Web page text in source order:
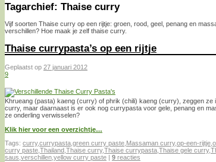
Tagarchief: Thaise curry
Vijf soorten Thaise curry op een rijtje: groen, rood, geel, penang en
verschillen? Hoe maak je zelf thaise curry.
Thaise currypasta’s op een rijtje
Geplaatst op 27 januari 2012
9
Khrueang (pasta) kaeng (curry) of phrik (chili) kaeng (curry), zeggen
curry, maar daarnaast is er ook nog currypasta voor gele, penang en
ze onderling verwisselen?
Klik hier voor een overzichtje…
Tags: curry,currypasta green curry paste Massaman curry,op-een-rijtje
curry paste Thailand Thaise curry,Thaise currypasta Thaise gele curry,
saus verschillen yellow curry paste 9 reacties